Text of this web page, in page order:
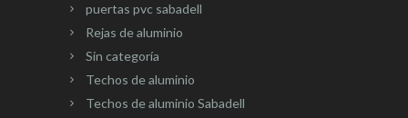
puertas pvc sabadell
Rejas de aluminio
Sin categoría
Techos de aluminio
Techos de aluminio Sabadell